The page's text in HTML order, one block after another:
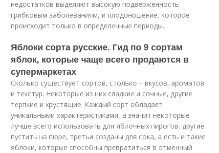
недостатков выделяют высокую подверженность
грибковым заболеваниям, и плодоношение, которое
происходит только в определенные периоды.
Яблоки сорта русские. Гид по 9 сортам
яблок, которые чаще всего продаются в
супермаркетах
Сколько существует сортов, столько – вкусов, ароматов
и текстур. Некоторые из них сладкие и сочные, другие
терпкие и хрустящие. Каждый сорт обладает
уникальными характеристиками, а значит некоторые
лучше всего использовать для яблочных пирогов, другие
пустить на пюре, третьи созданы для сока, а есть и такие
яблоки, которые способны превратиться в отменный